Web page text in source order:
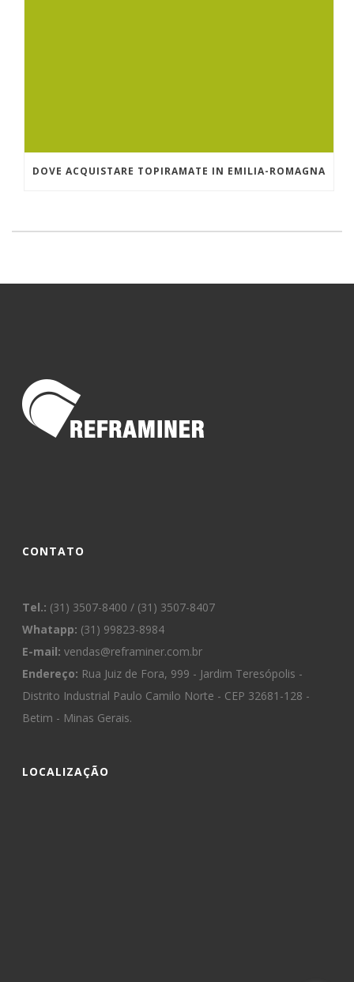
DOVE ACQUISTARE TOPIRAMATE IN EMILIA-ROMAGNA
CONTATO
Tel.: (31) 3507-8400 / (31) 3507-8407
Whatapp: (31) 99823-8984
E-mail: vendas@reframiner.com.br
Endereço: Rua Juiz de Fora, 999 - Jardim Teresópolis -
Distrito Industrial Paulo Camilo Norte - CEP 32681-128 -
Betim - Minas Gerais.
LOCALIZAÇÃO